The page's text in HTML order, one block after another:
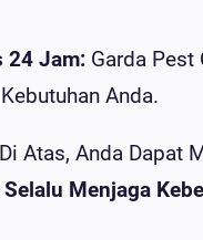
24 Jam: Garda Pest
Anda.
Atas, Anda
Menjaga